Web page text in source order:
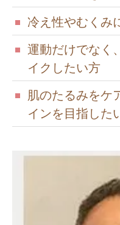
冷え性やむくみ
運動だけでなく
イクしたい方
肌のたるみをケ
インを目指した